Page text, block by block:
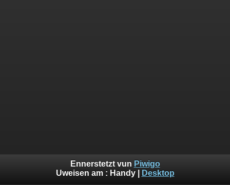
Ennerstetzt vun Piwigo
Uweisen am : Handy| Desktop